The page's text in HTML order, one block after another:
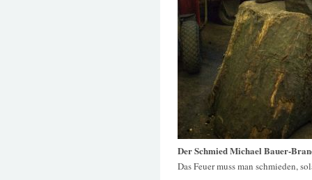
Der Schmied Michael Bauer-
Das Feuer muss man schmieden,